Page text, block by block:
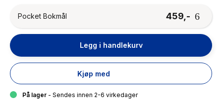
Pocket Bokmål
459,-
Legg i handlekurv
Kjøp med
På lager - Sendes innen 2-6 virkedager